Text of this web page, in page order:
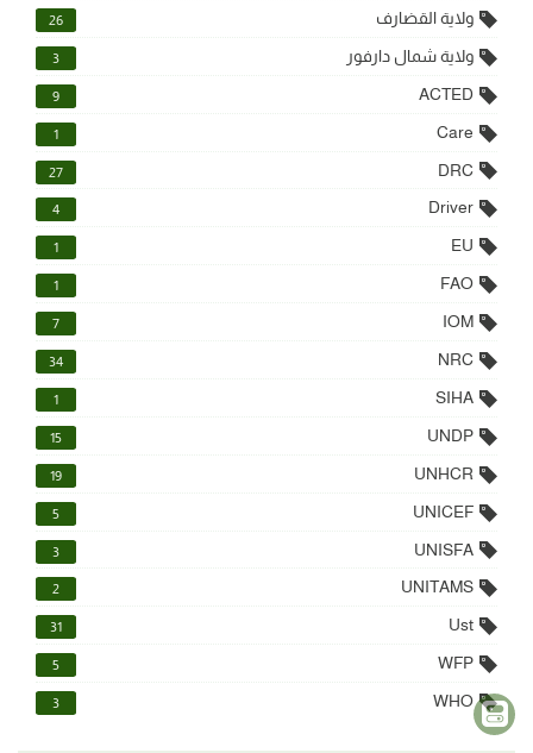
ولاية القضارف 26
ولاية شمال دارفور 3
ACTED
9
Care
1
DRC
27
Driver
4
EU
1
FAO
1
IOM
7
NRC
34
SIHA
1
UNDP
15
UNHCR
19
UNICEF
5
UNISFA
3
UNITAMS
2
Ust
31
WFP
5
WHO
3